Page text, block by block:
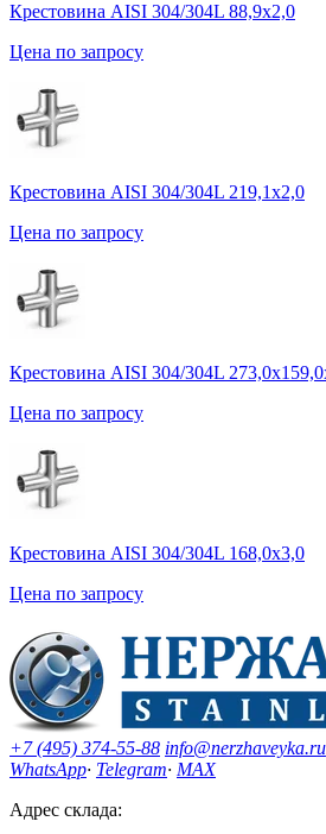
Крестовина AISI 304/304L 88,9х2,0
Цена по запросу
Крестовина AISI 304/304L 219,1х2,0
Цена по запросу
Крестовина AISI 304/304L
Цена по запросу
Крестовина AISI 304/304L 168,0х3,0
Цена по запросу
+7 (495) 374-55-88 info@nerzhaveyka.ru
WhatsApp· Telegram· MAX
Адрес склада: